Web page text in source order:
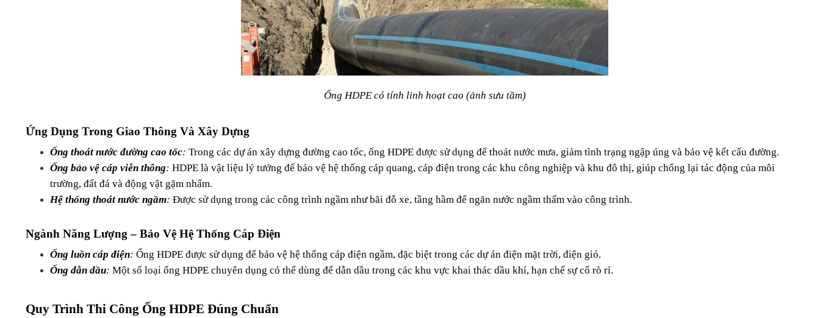
Ống HDPE có tính linh hoạt cao (ảnh sưu tầm)
Ứng Dụng Trong Giao Thông Và Xây Dựng
Ống thoát nước đường cao tốc: Trong các dự án xây dựng đường cao tốc, ống HDPE được sử dụng để thoát nước mưa, giảm tình trạng ngập úng và bảo vệ kết cấu đường.
Ống bảo vệ cáp viễn thông: HDPE là vật liệu lý tưởng để bảo vệ hệ thống cáp quang, cáp điện trong các khu công nghiệp và khu đô thị, giúp chống lại tác động của môi
trường, đất đá và động vật gặm nhấm.
Hệ thống thoát nước ngầm: Được sử dụng trong các công trình ngầm như bãi đỗ xe, tầng hầm để ngăn nước ngầm thấm vào công trình.
Ngành Năng Lượng – Bảo Vệ Hệ Thống Cáp Điện
Ống luồn cáp điện: Ống HDPE được sử dụng để bảo vệ hệ thống cáp điện ngầm, đặc biệt trong các dự án điện mặt trời, điện gió.
Ống dẫn dầu: Một số loại ống HDPE chuyên dụng có thể dùng để dẫn dầu trong các khu vực khai thác dầu khí, hạn chế sự cố rò rỉ.
Quy Trình Thi Công Ống HDPE Đúng Chuẩn